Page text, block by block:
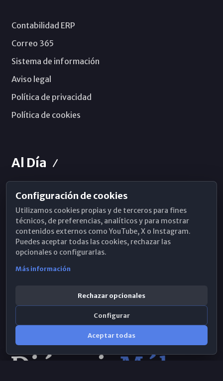
Contabilidad ERP
Correo 365
Sistema de información
Aviso legal
Política de privacidad
Política de cookies
Al Día
Horarios de Misa
Hemeroteca
WhatsApp
Configuración de cookies
Utilizamos cookies propias y de terceros para fines
técnicos, de preferencias, analíticos y para mostrar
contenidos externos como YouTube, X o Instagram.
Puedes aceptar todas las cookies, rechazar las
opcionales o configurarlas.
Más información
Rechazar opcionales
Configurar
Aceptar todas